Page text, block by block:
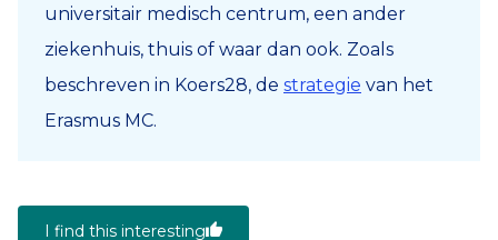
universitair medisch centrum, een ander
ziekenhuis, thuis of waar dan ook. Zoals
beschreven in Koers28, de strategie van het
Erasmus MC.
I find this interesting